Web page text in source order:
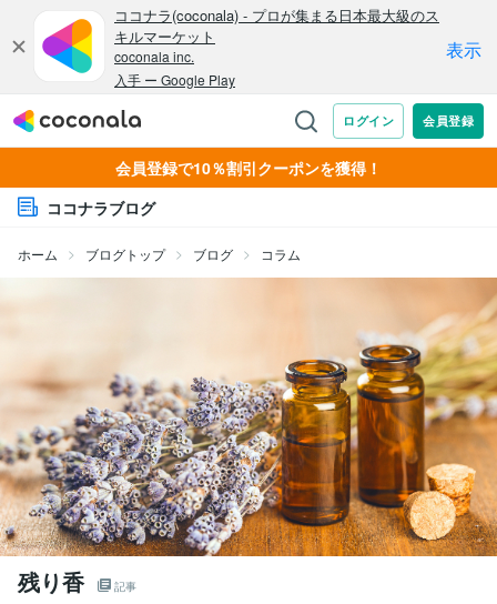
会員登録で10％割引クーポンを獲得！
ココナラブログ
ホーム ブログトップ ブログ コラム
残り香 記事